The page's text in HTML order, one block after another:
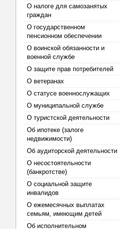
О налоге для самозанятых
граждан
О государственном
пенсионном обеспечении
О воинской обязанности и
военной службе
О защите прав потребителей
О ветеранах
О статусе военнослужащих
О муниципальной службе
О туристской деятельности
Об ипотеке (залоге
недвижимости)
Об аудиторской деятельности
О несостоятельности
(банкротстве)
О социальной защите
инвалидов
О ежемесячных выплатах
семьям, имеющим детей
Об исполнительном